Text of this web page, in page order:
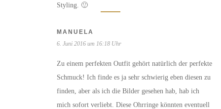
Styling. 🙂
MANUELA
6. Juni 2016 um 16:18 Uhr
Zu einem perfekten Outfit gehört natürlich der perfekte
Schmuck! Ich finde es ja sehr schwierig eben diesen zu
finden, aber als ich die Bilder gesehen hab, hab ich
mich sofort verliebt. Diese Ohrringe könnten eventuell